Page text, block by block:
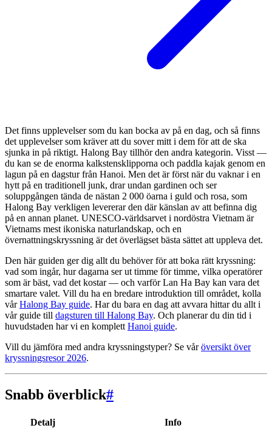
Det finns upplevelser som du kan bocka av på en dag, och så finns
det upplevelser som kräver att du sover mitt i dem för att de ska
sjunka in på riktigt. Halong Bay tillhör den andra kategorin. Visst —
du kan se de enorma kalkstensklipporna och paddla kajak genom en
lagun på en dagstur från Hanoi. Men det är först när du vaknar i en
hytt på en traditionell junk, drar undan gardinen och ser
soluppgången tända de nästan 2 000 öarna i guld och rosa, som
Halong Bay verkligen levererar den där känslan av att befinna dig
på en annan planet. UNESCO-världsarvet i nordöstra Vietnam är
Vietnams mest ikoniska naturlandskap, och en
övernattningskryssning är det överlägset bästa sättet att uppleva det.
Den här guiden ger dig allt du behöver för att boka rätt kryssning:
vad som ingår, hur dagarna ser ut timme för timme, vilka operatörer
som är bäst, vad det kostar — och varför Lan Ha Bay kan vara det
smartare valet. Vill du ha en bredare introduktion till området, kolla
vårHalong Bay guide. Har du bara en dag att avvara hittar du allt i
vår guide till dagsturen till Halong Bay. Och planerar du din tid i
huvudstaden har vi en komplett Hanoi guide.
Vill du jämföra med andra kryssningstyper? Se våröversikt över
kryssningsresor 2026.
Snabb överblick#
Detalj
Info